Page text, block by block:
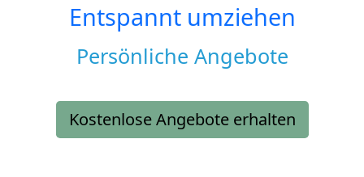
Entspannt umziehen
Persönliche Angebote
Kostenlose Angebote erhalten